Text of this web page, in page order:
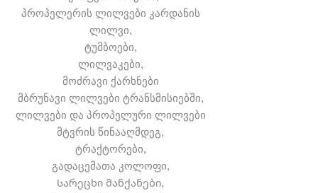
პროპელერის ლილვები კარდანის
ლილვი,
ტუმბოები,
ლილვაკები,
მოძრავი ქარხნები
მბრუნავი ლილვები ტრანსმისიებში,
ლილვები და პროპელური ლილვები
მტვრის წინააღმდეგ,
ტრაქტორები,
გადაცემათა კოლოფი,
Სარეცხი მანქანები,